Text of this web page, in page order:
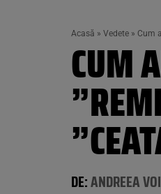
Acasă » Vedete » Cum
CUM
DE:ANDREEA